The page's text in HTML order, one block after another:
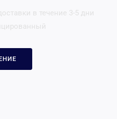
в течение 3-5 дни